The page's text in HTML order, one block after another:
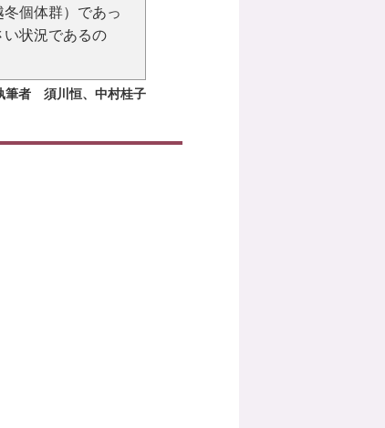
個体群）であっ
状況であるの
筆者 須川恒、中村桂子